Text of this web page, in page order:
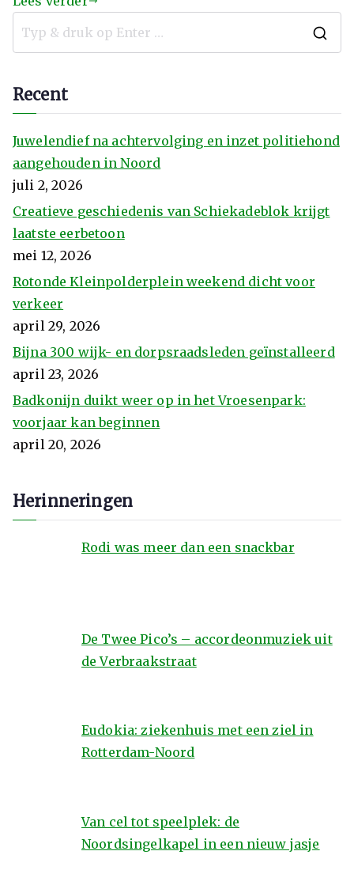
Recent
Juwelendief na achtervolging en inzet politiehond
aangehouden in Noord
juli 2, 2026
Creatieve geschiedenis van Schiekadeblok krijgt
laatste eerbetoon
mei 12, 2026
Rotonde Kleinpolderplein weekend dicht voor
verkeer
april 29, 2026
Bijna 300 wijk- en dorpsraadsleden geïnstalleerd
april 23, 2026
Badkonijn duikt weer op in het Vroesenpark:
voorjaar kan beginnen
april 20, 2026
Herinneringen
Rodi was meer dan een snackbar
De Twee Pico’s – accordeonmuziek uit
de Verbraakstraat
Eudokia: ziekenhuis met een ziel in
Rotterdam-Noord
Van cel tot speelplek: de
Noordsingelkapel in een nieuw jasje